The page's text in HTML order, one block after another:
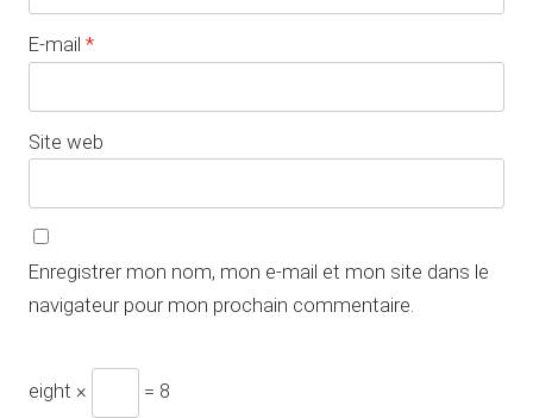
E-mail *
Site web
Enregistrer mon nom, mon e-mail et mon site dans le
navigateur pour mon prochain commentaire.
eight × = 8